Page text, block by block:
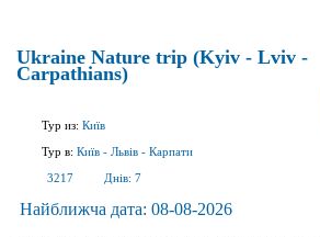
Ukraine Nature trip (Kyiv - Lviv -
Carpathians)
Тур из: Київ
Тур в: Київ - Львів - Карпати
3217
Днів: 7
Найближча дата: 08-08-2026